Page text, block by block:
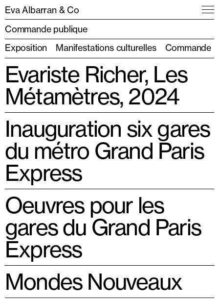
Eva Albarran & Co
Commande publique
Exposition
Manifestations culturelles Commande
Evariste Richer, Les
Métamètres, 2024
Inauguration six gares
du métro Grand Paris
Express
Oeuvres pour les
gares du Grand Paris
Express
Mondes Nouveaux